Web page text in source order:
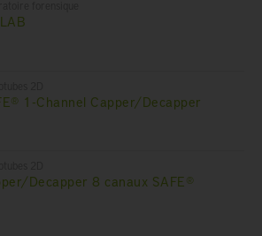
1-Channel Capper/Decapper
Decapper 8 canaux SAFE®